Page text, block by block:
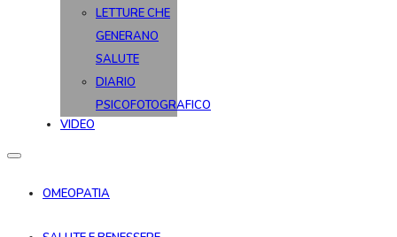
LETTURE CHE
GENERANO
SALUTE
DIARIO
PSICOFOTOGRAFICO
VIDEO
OMEOPATIA